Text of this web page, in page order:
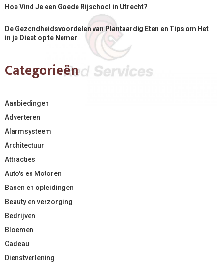
Hoe Vind Je een Goede Rijschool in Utrecht?
De Gezondheidsvoordelen van Plantaardig Eten en Tips om Het
in je Dieet op te Nemen
Categorieën
Aanbiedingen
Adverteren
Alarmsysteem
Architectuur
Attracties
Auto's en Motoren
Banen en opleidingen
Beauty en verzorging
Bedrijven
Bloemen
Cadeau
Dienstverlening